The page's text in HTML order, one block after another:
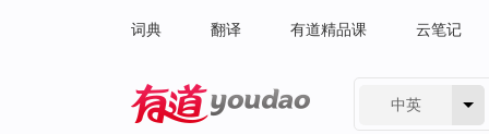
词典 翻译 有道精品课 云笔记
中英